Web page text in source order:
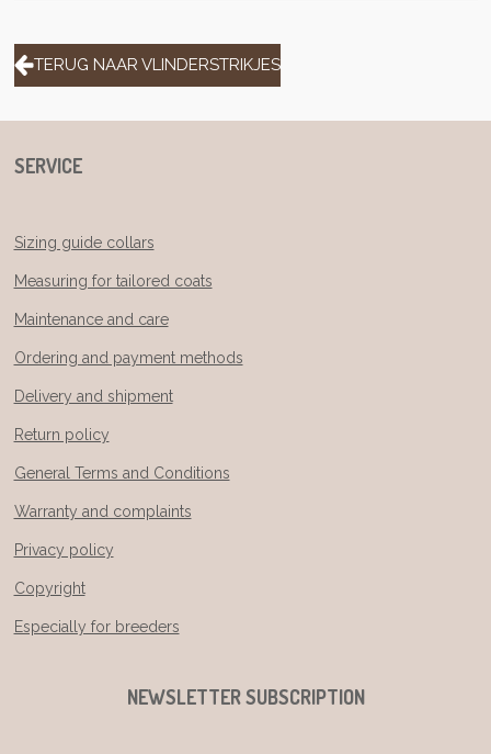
TERUG NAAR VLINDERSTRIKJES
SERVICE
Sizing guide collars
Measuring for tailored coats
Maintenance and care
Ordering and payment methods
Delivery and shipment
Return policy
General Terms and Conditions
Warranty and complaints
Privacy policy
Copyright
Especially for breeders
NEWSLETTER SUBSCRIPTION